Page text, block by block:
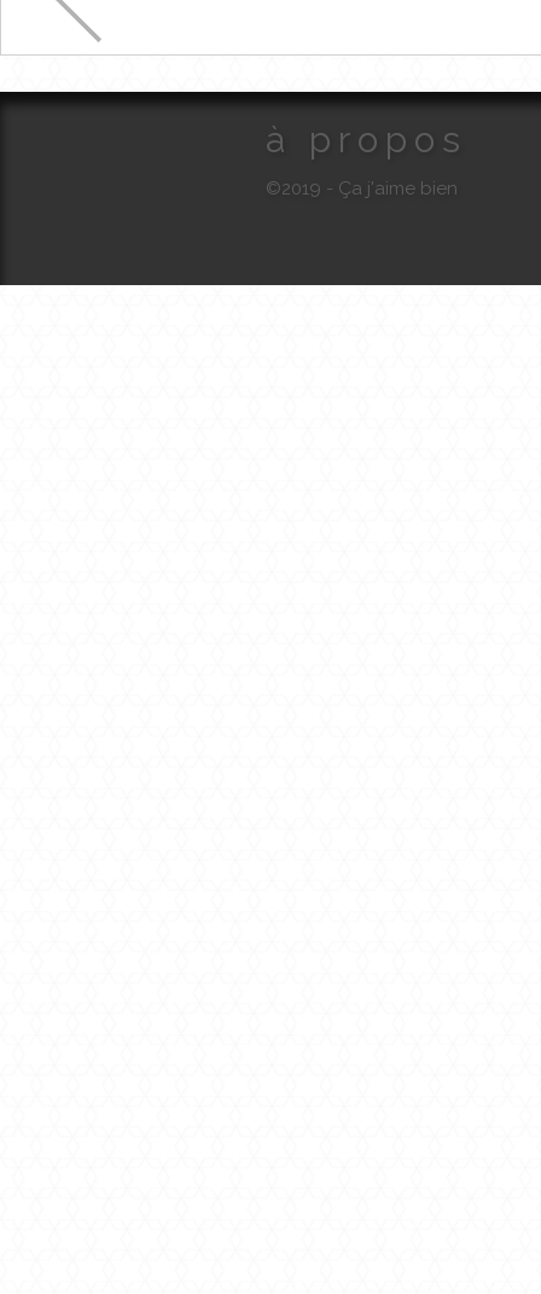
à propos
©2019 - Ça j'aime bien